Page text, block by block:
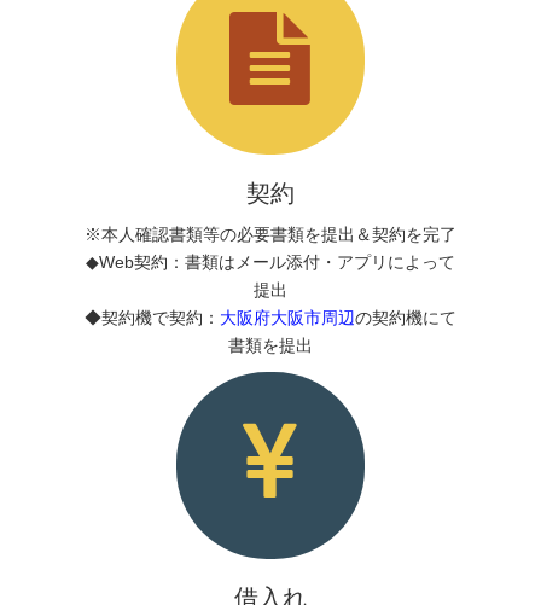
契約
※本人確認書類等の必要書類を提出＆契約を完了
◆Web契約：書類はメール添付・アプリによって
提出
◆契約機で契約： 大阪府大阪市周辺の契約機にて
書類を提出
借入れ